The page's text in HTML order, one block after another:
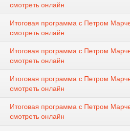
смотреть онлайн
Итоговая программа с Петром
смотреть онлайн
Итоговая программа с Петром
смотреть онлайн
Итоговая программа с Петром
смотреть онлайн
Итоговая программа с Петром
смотреть онлайн